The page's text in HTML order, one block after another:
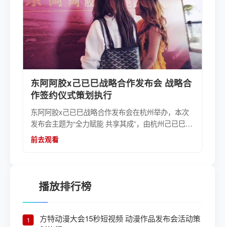
东阿阿胶x己已巳战略合作发布会 战略合
作签约仪式策划执行
东阿阿胶x己已巳战略合作发布会在杭州举办，本次
发布会主题为“全力赋能 共享其成”，由杭州己已巳健
康科技有限公司主办，东阿阿胶股份有限公司等协
办。会上进行了战略解读、现场ipad电子签约、社交
前去观看
播放排行榜
1
方特动漫大会15秒短视频 动漫作品发布会活动策